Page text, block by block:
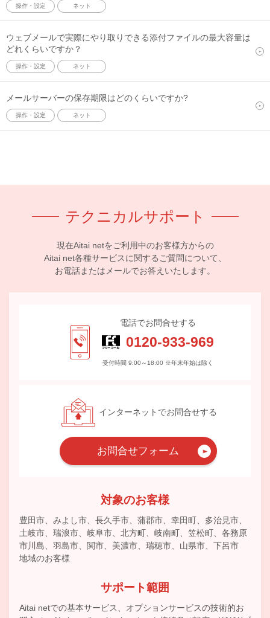
操作・設定 ネット
ウェブメールで実際にやり取りできる添付ファイルの最大容量は
どれくらいですか？
操作・設定 ネット
メールサーバーの保存期限はどのくらいですか?
操作・設定 ネット
テクニカルサポート
現在Aitai netをご利用中のお客様方からの
Aitai net各種サービスに関するご質問について、
お電話またはメールでお答えいたします。
電話でお問合せする
0120-933-969
受付時間 9:00～18:00 ※年末年始は除く
インターネットでお問合せする
お問合せフォーム
対象のお客様
豊田市、みよし市、長久手市、蒲郡市、幸田町、多治見市、
土岐市、瑞浪市、岐阜市、北方町、岐南町、笠松町、各務原
市川島、羽島市、関市、美濃市、瑞穂市、山県市、下呂市
地域のお客様
サポート範囲
Aitai netでの基本サービス、オプションサービスの技術的お